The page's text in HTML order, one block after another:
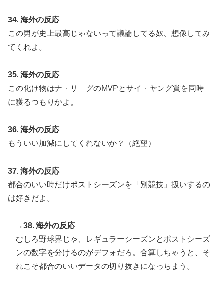
34. 海外の反応
この男が史上最高じゃないって議論してる奴、想像してみ
てくれよ。
35. 海外の反応
この化け物はナ・リーグのMVPとサイ・ヤング賞を同時
に獲るつもりかよ。
36. 海外の反応
もういい加減にしてくれないか？（絶望）
37. 海外の反応
都合のいい時だけポストシーズンを「別競技」扱いするの
は好きだよ。
→38. 海外の反応
むしろ野球界じゃ、レギュラーシーズンとポストシーズ
ンの数字を分けるのがデフォだろ。合算しちゃうと、そ
れこそ都合のいいデータの切り抜きになっちまう。